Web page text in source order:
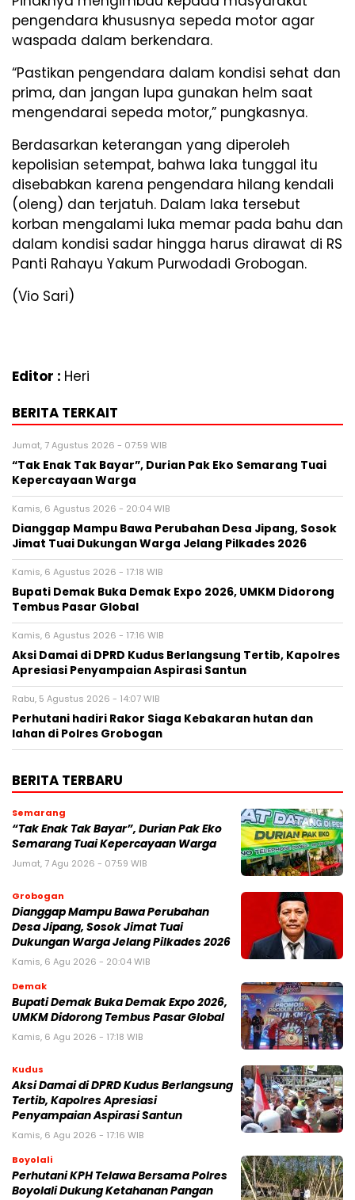
pengendara khususnya sepeda motor agar
waspada dalam berkendara.
“Pastikan pengendara dalam kondisi sehat dan
prima, dan jangan lupa gunakan helm saat
mengendarai sepeda motor,” pungkasnya.
Berdasarkan keterangan yang diperoleh
kepolisian setempat, bahwa laka tunggal itu
disebabkan karena pengendara hilang kendali
(oleng) dan terjatuh. Dalam laka tersebut
korban mengalami luka memar pada bahu dan
dalam kondisi sadar hingga harus dirawat di RS
Panti Rahayu Yakum Purwodadi Grobogan.
(Vio Sari)
Editor : Heri
BERITA TERKAIT
Jumat, 7 Agustus 2026 - 07:59 WIB
“Tak Enak Tak Bayar”, Durian Pak Eko Semarang Tuai
Kepercayaan Warga
Kamis, 6 Agustus 2026 - 20:04 WIB
Dianggap Mampu Bawa Perubahan Desa Jipang, Sosok
Jimat Tuai Dukungan Warga Jelang Pilkades 2026
Kamis, 6 Agustus 2026 - 17:18 WIB
Bupati Demak Buka Demak Expo 2026, UMKM Didorong
Tembus Pasar Global
Kamis, 6 Agustus 2026 - 17:16 WIB
Aksi Damai di DPRD Kudus Berlangsung Tertib, Kapolres
Apresiasi Penyampaian Aspirasi Santun
Rabu, 5 Agustus 2026 - 14:07 WIB
Perhutani hadiri Rakor Siaga Kebakaran hutan dan
lahan di Polres Grobogan
BERITA TERBARU
Semarang
“Tak Enak Tak Bayar”, Durian Pak Eko
Semarang Tuai Kepercayaan Warga
Jumat, 7 Agu 2026 - 07:59 WIB
Grobogan
Dianggap Mampu Bawa Perubahan
Desa Jipang, Sosok Jimat Tuai
Dukungan Warga Jelang Pilkades 2026
Kamis, 6 Agu 2026 - 20:04 WIB
Demak
Bupati Demak Buka Demak Expo 2026,
UMKM Didorong Tembus Pasar Global
Kamis, 6 Agu 2026 - 17:18 WIB
Kudus
Aksi Damai di DPRD Kudus Berlangsung
Tertib, Kapolres Apresiasi
Penyampaian Aspirasi Santun
Kamis, 6 Agu 2026 - 17:16 WIB
Boyolali
Perhutani KPH Telawa Bersama Polres
Boyolali Dukung Ketahanan Pangan